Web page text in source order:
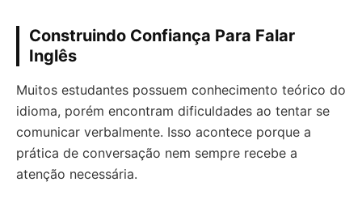
Construindo Confiança Para Falar
Inglês
Muitos estudantes possuem conhecimento teórico do
idioma, porém encontram dificuldades ao tentar se
comunicar verbalmente. Isso acontece porque a
prática de conversação nem sempre recebe a
atenção necessária.